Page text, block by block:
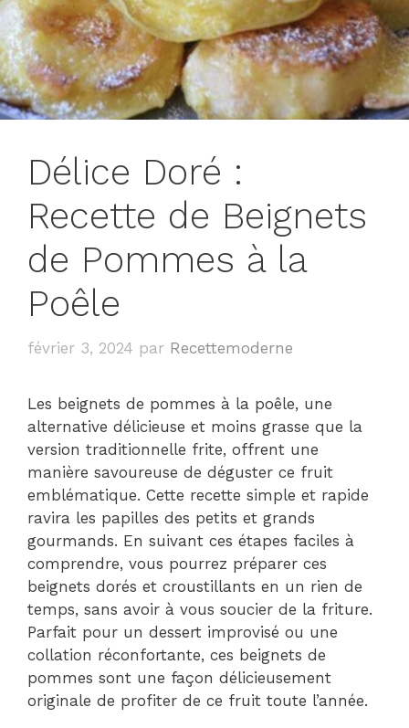
Délice Doré :
Recette de Beignets
de Pommes à la
Poêle
février 3, 2024 par Recettemoderne
Les beignets de pommes à la poêle, une
alternative délicieuse et moins grasse que la
version traditionnelle frite, offrent une
manière savoureuse de déguster ce fruit
emblématique. Cette recette simple et rapide
ravira les papilles des petits et grands
gourmands. En suivant ces étapes faciles à
comprendre, vous pourrez préparer ces
beignets dorés et croustillants en un rien de
temps, sans avoir à vous soucier de la friture.
Parfait pour un dessert improvisé ou une
collation réconfortante, ces beignets de
pommes sont une façon délicieusement
originale de profiter de ce fruit toute l’année.